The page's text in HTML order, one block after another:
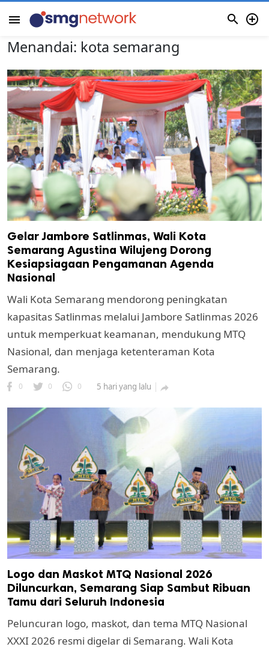
menu  
cipta.
Menandai: kota semarang
Gelar Jambore Satlinmas, Wali Kota
Semarang Agustina Wilujeng Dorong
Kesiapsiagaan Pengamanan Agenda
Nasional
Wali Kota Semarang mendorong peningkatan
kapasitas Satlinmas melalui Jambore Satlinmas 2026
untuk memperkuat keamanan, mendukung MTQ
Nasional, dan menjaga ketenteraman Kota
Semarang.
0 0 0 5 hari yang lalu 
Logo dan Maskot MTQ Nasional 2026
Diluncurkan, Semarang Siap Sambut Ribuan
Tamu dari Seluruh Indonesia
Peluncuran logo, maskot, dan tema MTQ Nasional
XXXI 2026 resmi digelar di Semarang. Wali Kota